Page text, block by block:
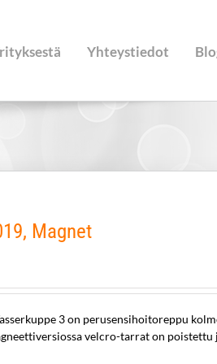
Yhteystiedot
Magnet
3 on perusensihoitoreppu
velcro-tarrat on poistettu